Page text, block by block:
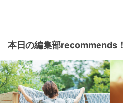
本日の編集部recommends！